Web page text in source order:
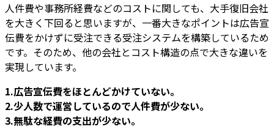
人件費や事務所経費などのコストに関しても、大手復旧会社
を大きく下回ると思いますが、一番大きなポイントは広告宣
伝費をかけずに受注できる受注システムを構築しているため
です。そのため、他の会社とコスト構造の点で大きな違いを
実現しています。
1.広告宣伝費をほとんどかけていない。
2.少人数で運営しているので人件費が少ない。
3.無駄な経費の支出が少ない。